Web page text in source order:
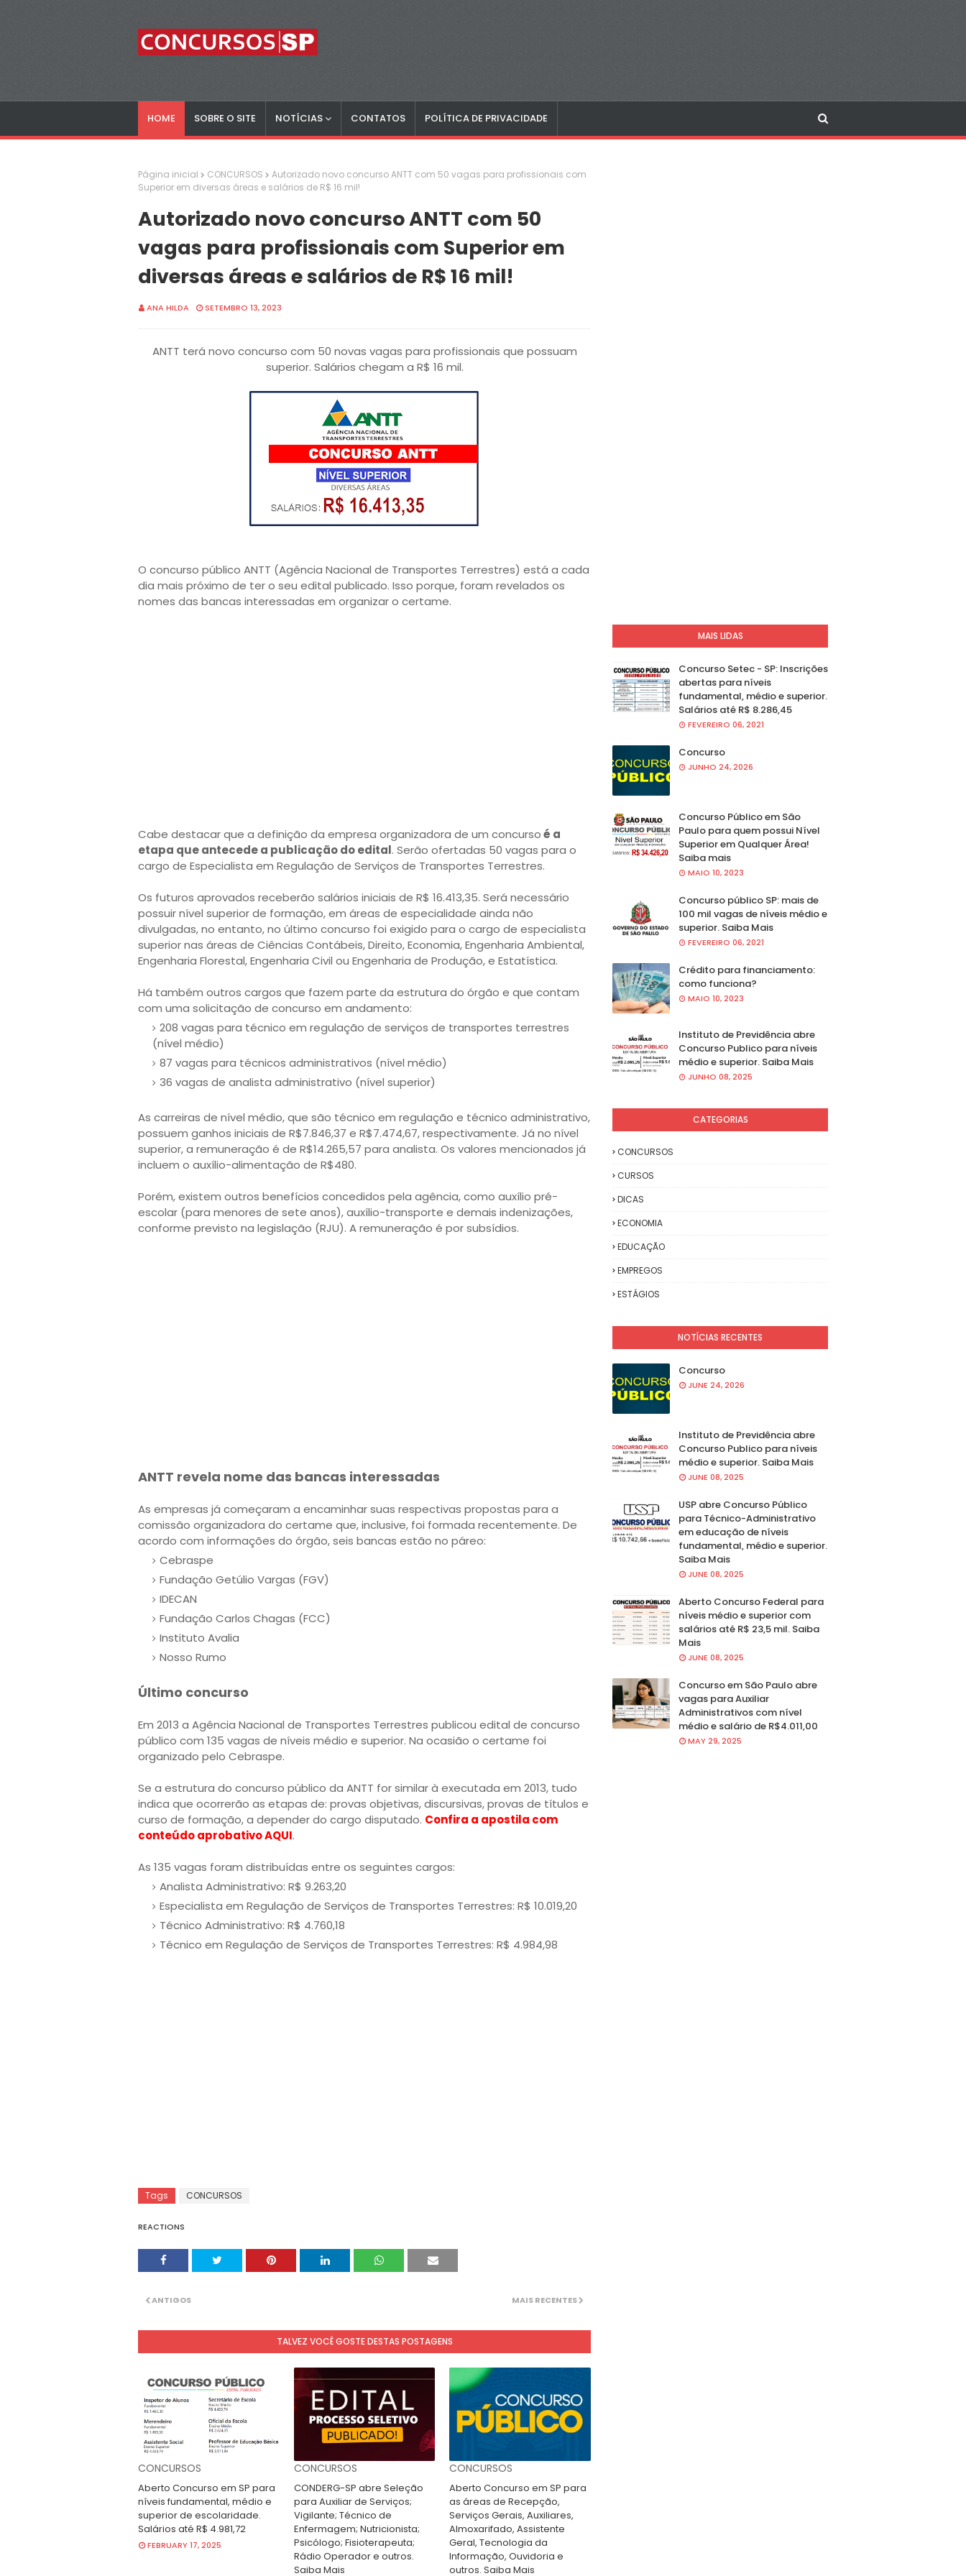
HOME SOBRE O SITE NOTÍCIAS CONTATOS POLÍTICA DE PRIVACIDADE
Página inicial CONCURSOS
Autorizado novo concurso ANTT com 50 vagas para profissionais com
Superior em diversas áreas e salários de R$ 16 mil!
Autorizado novo concurso ANTT com 50
vagas para profissionais com Superior em
diversas áreas e salários de R$ 16 mil!
ANA HILDA SETEMBRO 13, 2023
ANTT terá novo concurso com 50 novas vagas para profissionais que possuam
superior. Salários chegam a R$ 16 mil.
O concurso público ANTT (Agência Nacional de Transportes Terrestres) está a cada
dia mais próximo de ter o seu edital publicado. Isso porque, foram revelados os
nomes das bancas interessadas em organizar o certame.
Cabe destacar que a definição da empresa organizadora de um concursoé a
etapa que antecede a publicação do edital. Serão ofertadas 50 vagas para o
cargo de Especialista em Regulação de Serviços de Transportes Terrestres.
Os futuros aprovados receberão salários iniciais de R$ 16.413,35. Será necessário
possuir nível superior de formação, em áreas de especialidade ainda não
divulgadas, no entanto, no último concurso foi exigido para o cargo de especialista
superior nas áreas de Ciências Contábeis, Direito, Economia, Engenharia Ambiental,
Engenharia Florestal, Engenharia Civil ou Engenharia de Produção, e Estatística.
Há também outros cargos que fazem parte da estrutura do órgão e que contam
com uma solicitação de concurso em andamento:
208 vagas para técnico em regulação de serviços de transportes terrestres
(nível médio)
87 vagas para técnicos administrativos (nível médio)
36 vagas de analista administrativo (nível superior)
As carreiras de nível médio, que são técnico em regulação e técnico administrativo,
possuem ganhos iniciais de R$7.846,37 e R$7.474,67, respectivamente. Já no nível
superior, a remuneração é de R$14.265,57 para analista. Os valores mencionados já
incluem o auxílio-alimentação de R$480.
Porém, existem outros benefícios concedidos pela agência, como auxílio pré-
escolar (para menores de sete anos), auxílio-transporte e demais indenizações,
conforme previsto na legislação (RJU). A remuneração é por subsídios.
ANTT revela nome das bancas interessadas
As empresas já começaram a encaminhar suas respectivas propostas para a
comissão organizadora do certame que, inclusive, foi formada recentemente. De
acordo com informações do órgão, seis bancas estão no páreo:
Cebraspe
Fundação Getúlio Vargas (FGV)
IDECAN
Fundação Carlos Chagas (FCC)
Instituto Avalia
Nosso Rumo
Último concurso
Em 2013 a Agência Nacional de Transportes Terrestres publicou edital de concurso
público com 135 vagas de níveis médio e superior. Na ocasião o certame foi
organizado pelo Cebraspe.
Se a estrutura do concurso público da ANTT for similar à executada em 2013, tudo
indica que ocorrerão as etapas de: provas objetivas, discursivas, provas de títulos e
curso de formação, a depender do cargo disputado. Confira a apostila com
conteúdo aprobativo AQUI.
As 135 vagas foram distribuídas entre os seguintes cargos:
Analista Administrativo: R$ 9.263,20
Especialista em Regulação de Serviços de Transportes Terrestres: R$ 10.019,20
Técnico Administrativo: R$ 4.760,18
Técnico em Regulação de Serviços de Transportes Terrestres: R$ 4.984,98
Tags CONCURSOS
REACTIONS
MAIS RECENTES
ANTIGOS
TALVEZ VOCÊ GOSTE DESTAS POSTAGENS
CONCURSOS
Aberto Concurso em SP para
níveis fundamental, médio e
superior de escolaridade.
Salários até R$ 4.981,72
FEBRUARY 17, 2025
CONCURSOS
CONDERG-SP abre Seleção
para Auxiliar de Serviços;
Vigilante; Técnico de
Enfermagem; Nutricionista;
Psicólogo; Fisioterapeuta;
Rádio Operador e outros.
Saiba Mais
CONCURSOS
Aberto Concurso em SP para
as áreas de Recepção,
Serviços Gerais, Auxiliares,
Almoxarifado, Assistente
Geral, Tecnologia da
Informação, Ouvidoria e
outros. Saiba Mais
MAIS LIDAS
Concurso Setec - SP: Inscrições
abertas para níveis
fundamental, médio e superior.
Salários até R$ 8.286,45
FEVEREIRO 06, 2021
Concurso
JUNHO 24, 2026
Concurso Público em São
Paulo para quem possui Nível
Superior em Qualquer Área!
Saiba mais
MAIO 10, 2023
Concurso público SP: mais de
100 mil vagas de níveis médio e
superior. Saiba Mais
FEVEREIRO 06, 2021
Crédito para financiamento:
como funciona?
MAIO 10, 2023
Instituto de Previdência abre
Concurso Publico para níveis
médio e superior. Saiba Mais
JUNHO 08, 2025
CATEGORIAS
CONCURSOS
CURSOS
DICAS
ECONOMIA
EDUCAÇÃO
EMPREGOS
ESTÁGIOS
NOTÍCIAS RECENTES
Concurso
JUNE 24, 2026
Instituto de Previdência abre
Concurso Publico para níveis
médio e superior. Saiba Mais
JUNE 08, 2025
USP abre Concurso Público
para Técnico-Administrativo
em educação de níveis
fundamental, médio e superior.
Saiba Mais
JUNE 08, 2025
Aberto Concurso Federal para
níveis médio e superior com
salários até R$ 23,5 mil. Saiba
Mais
JUNE 08, 2025
Concurso em São Paulo abre
vagas para Auxiliar
Administrativos com nível
médio e salário de R$4.011,00
MAY 29, 2025